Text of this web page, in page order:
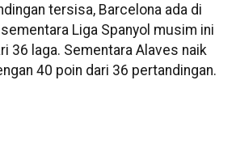
tersisa, Barcelona ada di
Liga Spanyol musim ini
36 laga. Sementara Alaves naik
40 poin dari 36 pertandingan.